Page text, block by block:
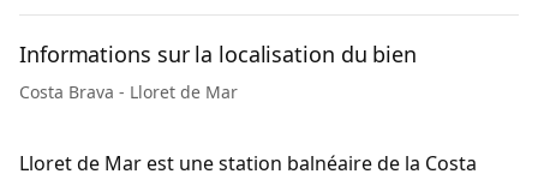
Informations sur la localisation du bien
Costa Brava - Lloret de Mar
Lloret de Mar est une station balnéaire de la Costa